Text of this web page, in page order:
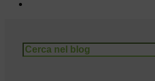
Cerca